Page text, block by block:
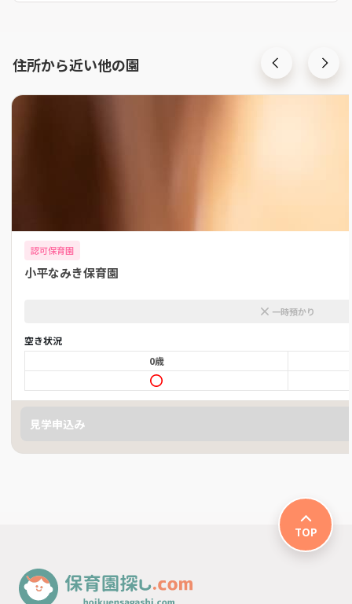
住所から近い他の園
認可保育園
小平なみき保育園
一時預かり
空き状況
0歳
見学申込み
TOP